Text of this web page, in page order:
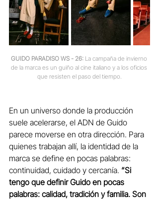
GUIDO PARADISO WS - 26: La campaña de invierno
de la marca es un guiño al cine italiano y a los oficios
que resisten el paso del tiempo.
En un universo donde la producción
suele acelerarse, el ADN de Guido
parece moverse en otra dirección. Para
quienes trabajan allí, la identidad de la
marca se define en pocas palabras:
continuidad, cuidado y cercanía. “Si
tengo que definir Guido en pocas
palabras: calidad, tradición y familia. Son